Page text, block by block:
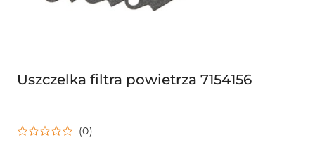
Uszczelka filtra powietrza 7154156
(0)